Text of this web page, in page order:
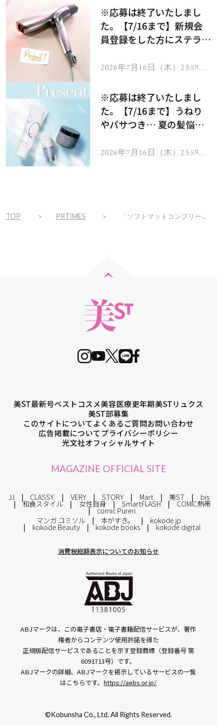
※応募は終了いたしまし
た。【7/16まで】新規会
員登録をした方にステラボ
ヘアドライヤー ジュエル
2026年7月16日（木）23:59ま
※応募は終了いたしまし
た。【7/16まで】うねり
やパサつき… 夏の髪悩み
ムを13名様にプレゼン
2026年7月16日（木）23:59ま
TOP PRTIMES 「ソフトマットコンプリート ファンデーション」がプレローンチ！自然で崩れにくいソフトマットな肌に。
美ST最新号ベストコスメ美容医療更年期美STリュクス
美ST部募集
このサイトについてよくあるご質問お問い合わせ
広告掲載についてプライバシーポリシー
光文社オフィシャルサイト
MAGAZINE OFFICIAL SITE
JJ CLASSY. VERY STORY Mart 美ST bis
和食スタイル 女性自身 SmartFLASH COMIC熱帯
comic Pureri
マンガ コミソル
本がすき。 kokode.jp
kokode Beauty kokode books kokode digital
消費税総額表示についてのお知らせ
ABJマークは、この電子書店・電子書籍配信サービスが、著作
権者からコンテンツ使用許諾を得た
正規版配信サービスであることを示す登録商標（登録番号 第
6091713号）です。
ABJマークの詳細、ABJマークを掲示しているサービスの一覧
はこちらです。https://aebs.or.jp/
©Kobunsha Co., Ltd. All Rights Reserved.